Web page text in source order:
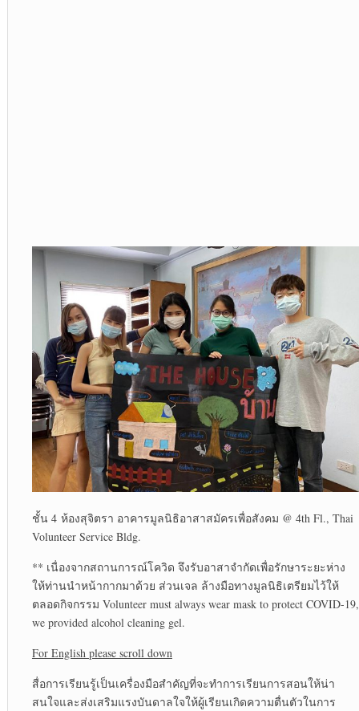
ชั้น 4 ห้องสุจิตรา อาคารมูลนิธิอาสาสมัครเพื่อสังคม @ 4th Fl., Thai
Volunteer Service Bldg.
** เนื่องจากสถานการณ์โควิด จึงรับอาสาจำกัดเพื่อรักษาระยะห่าง
ให้ท่านนำหน้ากากมาด้วย ส่วนเจล ล้างมือทางมูลนิธิเตรียมไว้ให้
ตลอดกิจกรรม Volunteer must always wear mask to protect COVID-19,
we provided alcohol cleaning gel.
For English please scroll down
สื่อการเรียนรู้เป็นเครื่องมือสำคัญที่จะทำการเรียนการสอนให้น่า
สนใจและส่งเสริมแรงบันดาลใจให้ผู้เรียนเกิดความตื่นตัวในการ